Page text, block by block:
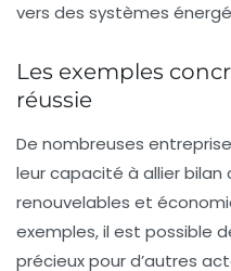
vers des systèmes
Les exemples
réussie
De nombreuses
leur capacité à allierbilan
renouvelables et
exemples, il est possible
précieux pour d’autres